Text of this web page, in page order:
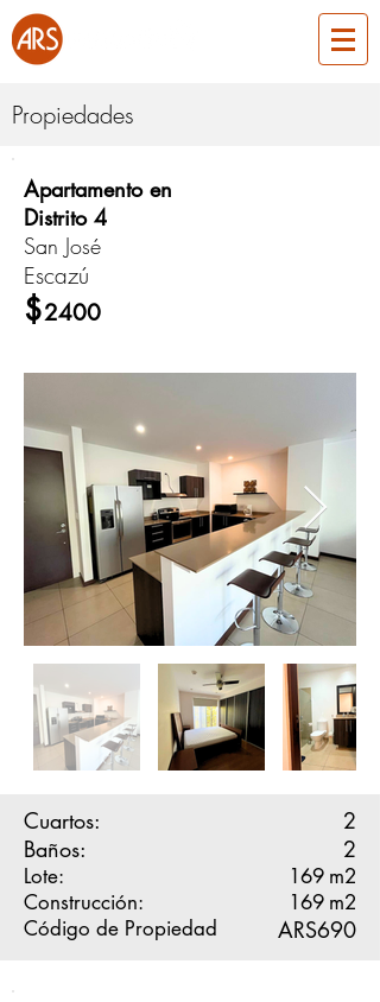
Propiedades
Apartamento en
Distrito 4
San José
Escazú
$2400
Cuartos:
Baños:
Lote:
Construcción:
Código de Propiedad
2
2
169 m2
169 m2
ARS690